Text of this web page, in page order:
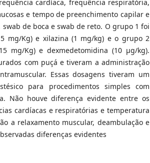
cardíaca, frequência respiratória,
e tempo de preenchimento capilar e
de boca e swab de reto. O grupo 1 foi
mg/Kg) e xilazina (1 mg/kg) e o grupo 2
mg/Kg) e dexmedetomidina (10 μg/kg).
com puçá e tiveram a administração
Essas dosagens tiveram um
para procedimentos simples com
Não houve diferença evidente entre os
cardíacas e respiratórias e temperatura
a relaxamento muscular, deambulação e
diferenças evidentes